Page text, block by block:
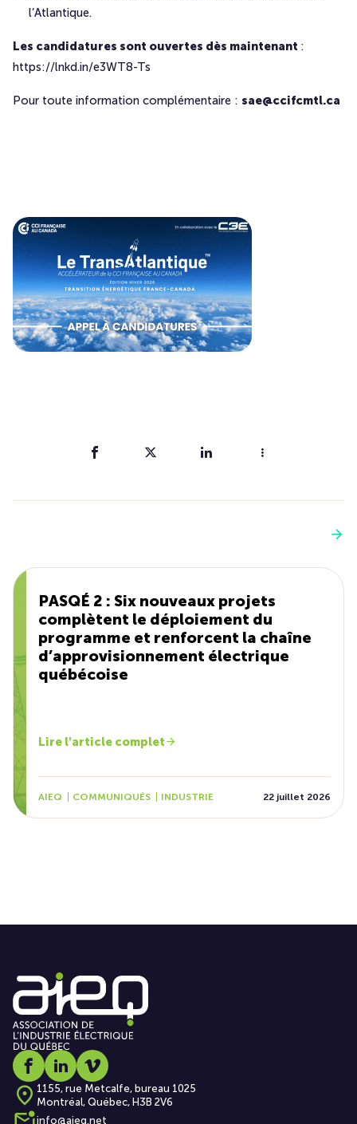
l’Atlantique.
Les candidatures sont ouvertes dès maintenant :
https://lnkd.in/e3WT8-Ts
Pour toute information complémentaire : sae@ccifcmtl.ca
PASQÉ 2 : Six nouveaux projets
complètent le déploiement du
programme et renforcent la chaîne
d’approvisionnement électrique
québécoise
Lire l'article complet
AIEQ COMMUNIQUÉS INDUSTRIE 22 juillet 2026
Social media link icon-facebook
Social media link icon-linkedin
Social media link icon-vimeo
1155, rue Metcalfe, bureau 1025
Montréal, Québec, H3B 2V6
info@aieq.net